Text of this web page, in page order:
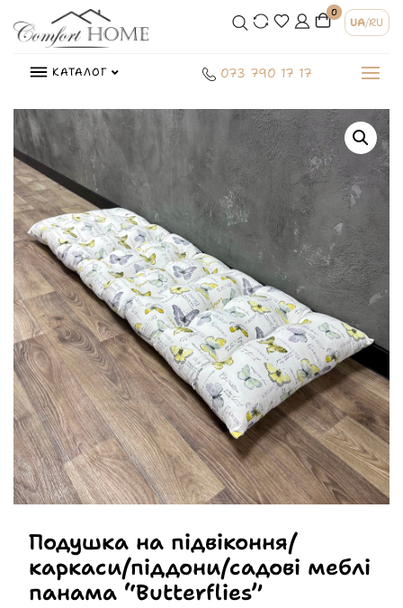
0
UA/RU
КАТАЛОГ 073 790 17 17
Подушка на підвіконня/
каркаси/піддони/садові меблі
панама “Butterflies”